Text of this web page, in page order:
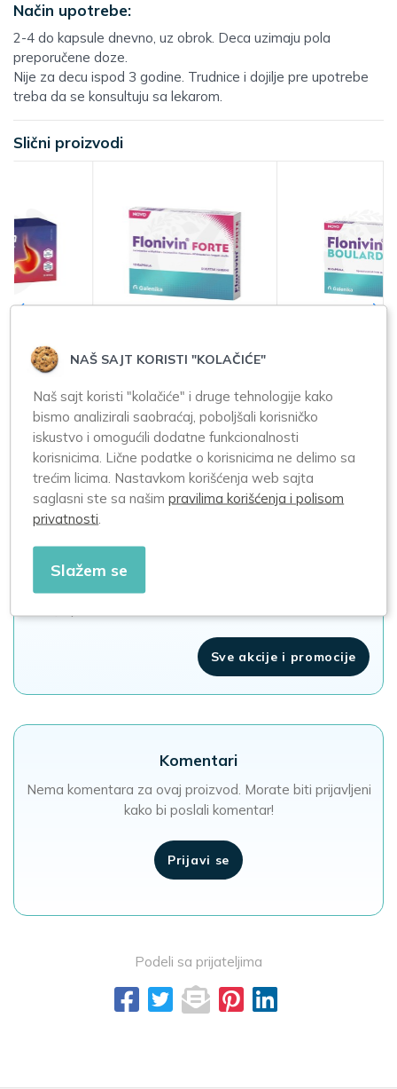
Komentari
Nema komentara za ovaj proizvod. Morate biti prijavljeni
kako bi poslali komentar!
Prijavi se
Podeli sa prijateljima
Način upotrebe:
2-4 do kapsule dnevno, uz obrok. Deca uzimaju pola
preporučene doze.
Nije za decu ispod 3 godine. Trudnice i dojilje pre upotrebe
treba da se konsultuju sa lekarom.
Slični proizvodi
Forte 10 kapsula
550,00
Bulardi 10 kapsula
650,00
Akcije i promocije
Trenutno nema zakazanih akcija
Za više informacija u vezi planiranih dogođaja
Sve akcije i promocije
NAŠ SAJT KORISTI "KOLAČIĆE"
Naš sajt koristi "kolačiće" i druge tehnologije kako
bismo analizirali saobraćaj, poboljšali korisničko
iskustvo i omogućili dodatne funkcionalnosti
korisnicima. Lične podatke o korisnicima ne delimo sa
trećim licima. Nastavkom korišćenja web sajta
saglasni ste sa našimpravilima korišćenja i polisom
privatnosti
Slažem se